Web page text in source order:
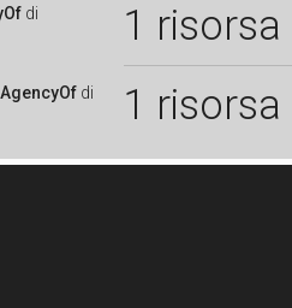
di 1 risorsa
di 1 risorsa